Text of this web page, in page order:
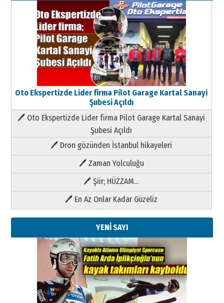
Oto Ekspertizde Lider firma Pilot Garage Kartal Sanayi
Şubesi Açıldı
🖊 Oto Ekspertizde Lider firma Pilot Garage Kartal Sanayi
Şubesi Açıldı
🖊 Dron gözünden İstanbul hikayeleri
🖊 Zaman Yolculuğu
🖊 Şiir; HÜZZAM…
🖊 En Az Onlar Kadar Güzeliz
YENİ SAYI